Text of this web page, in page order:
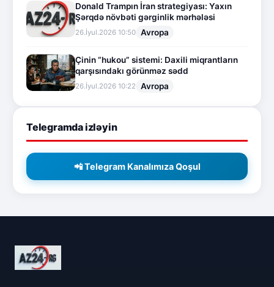
Donald Trampın İran strategiyası: Yaxın
Şərqdə növbəti gərginlik mərhələsi
26.İyul.2026 10:50 Avropa
Çinin “hukou” sistemi: Daxili miqrantların
qarşısındakı görünməz sədd
26.İyul.2026 10:22 Avropa
Telegramda izləyin
📲 Telegram Kanalımıza Qoşul